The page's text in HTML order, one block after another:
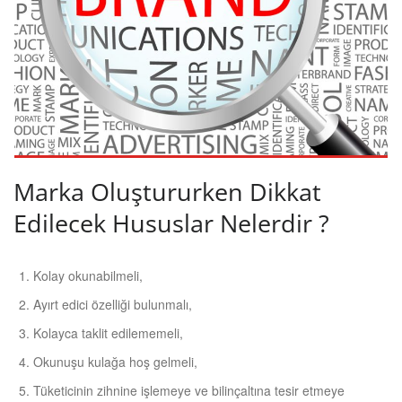
Marka Oluştururken Dikkat
Edilecek Hususlar Nelerdir ?
Kolay okunabilmeli,
Ayırt edici özelliği bulunmalı,
Kolayca taklit edilememeli,
Okunuşu kulağa hoş gelmeli,
Tüketicinin zihnine işlemeye ve bilinçaltına tesir etmeye